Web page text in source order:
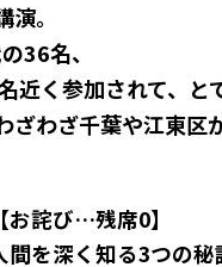
。
36名、
近く参加されて、と
ざわざ千葉や江東区
【お詫び…残席0】
間を深く知る3つの秘